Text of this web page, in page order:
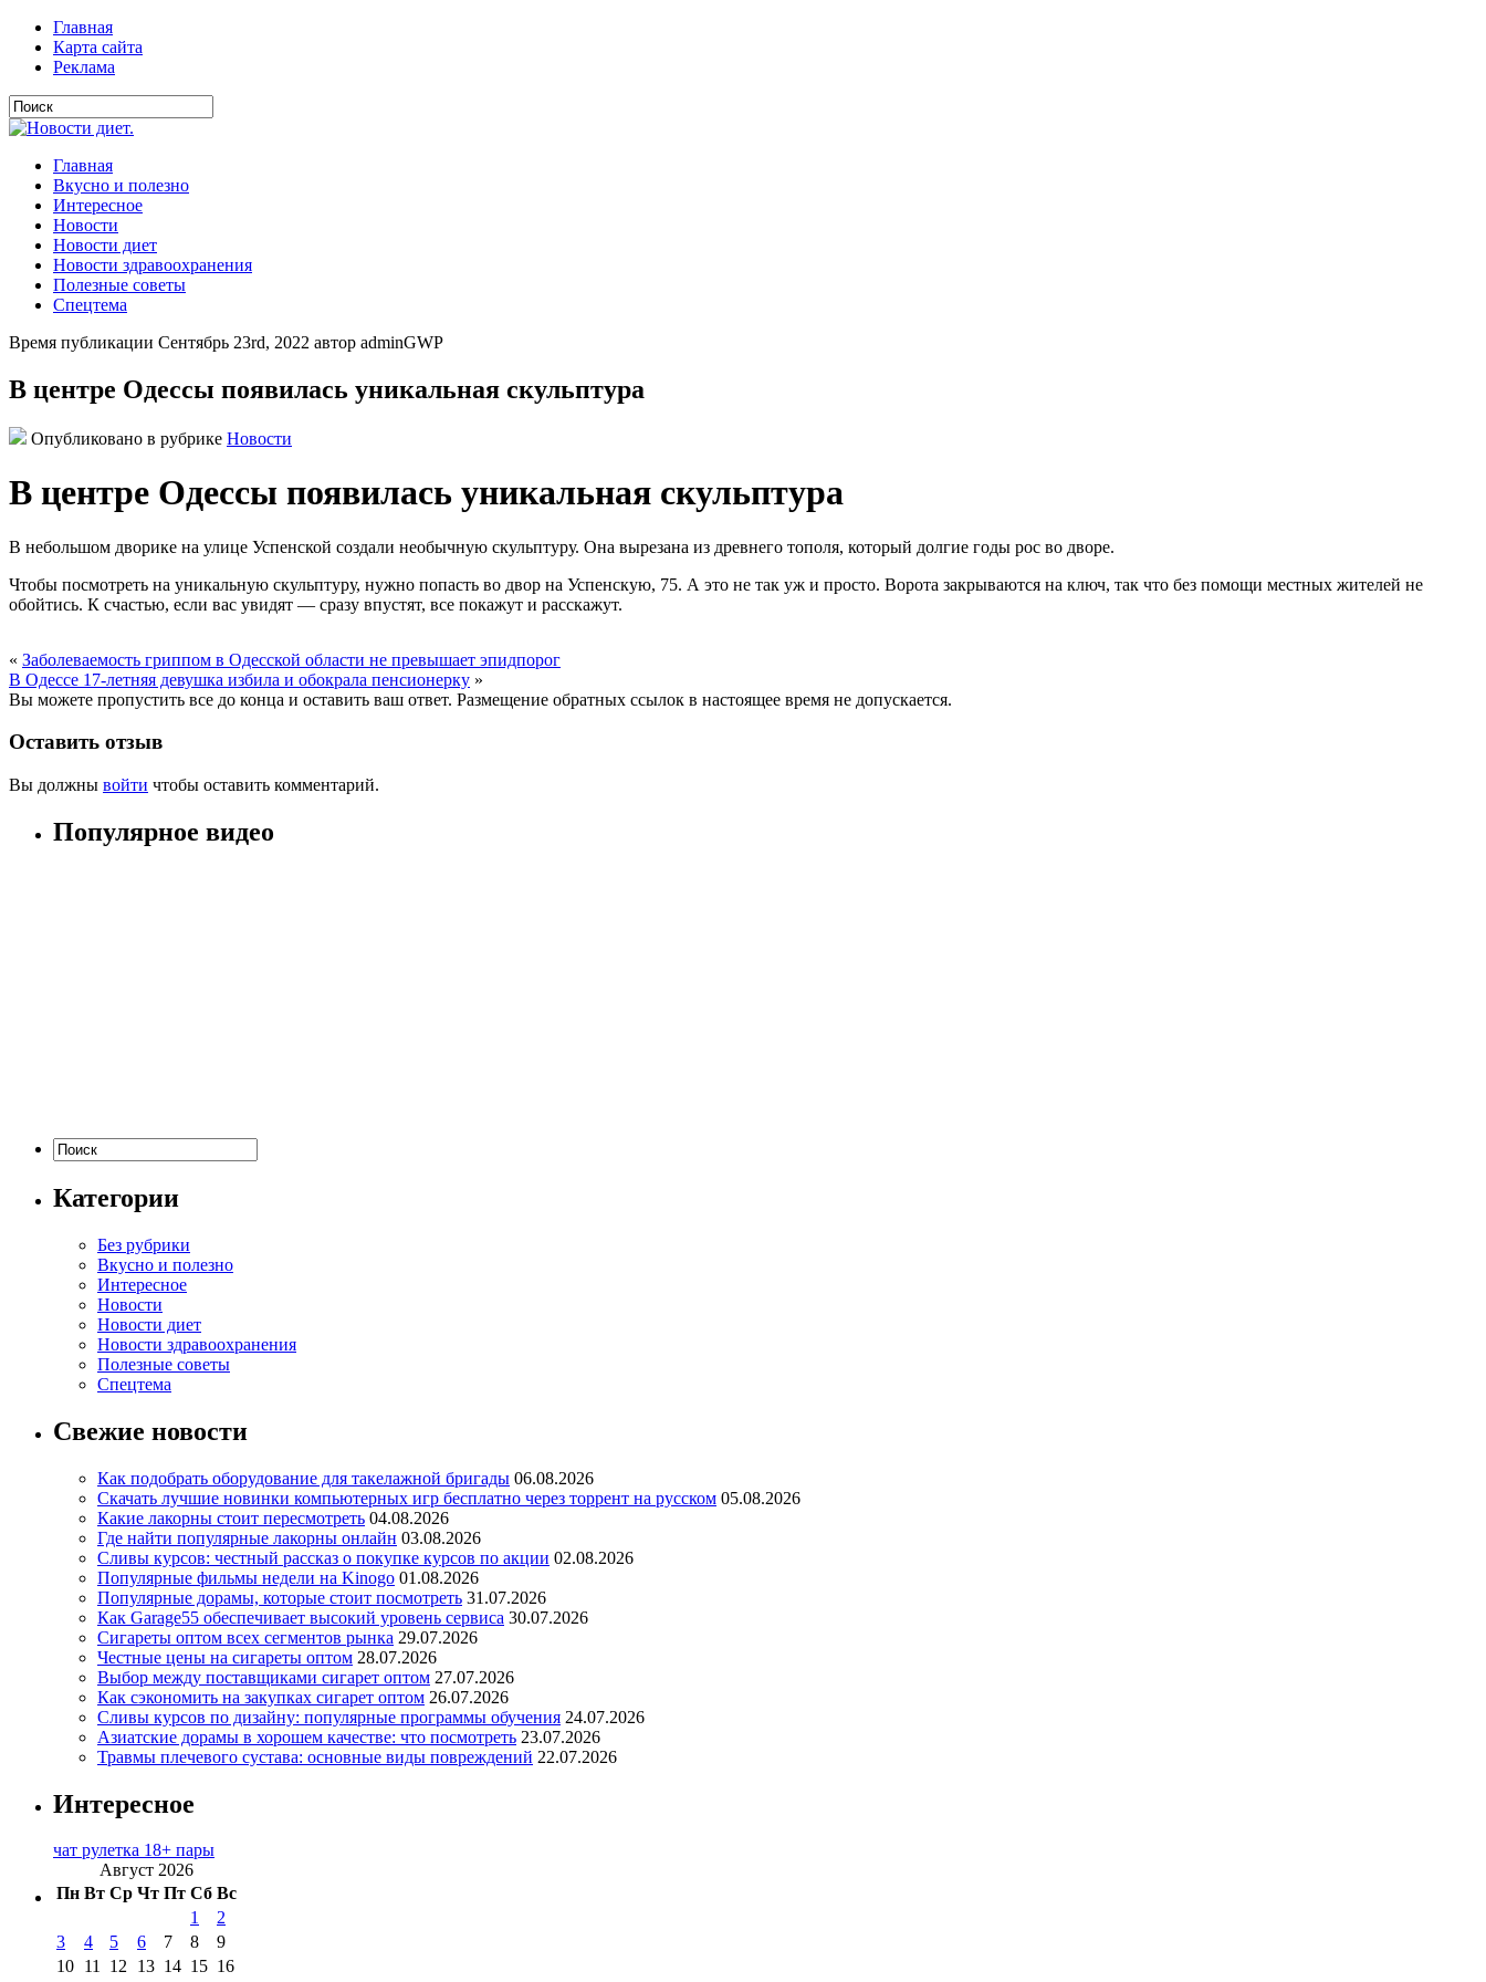
Главная
Карта сайта
Реклама
Главная
Вкусно и полезно
Интересное
Новости
Новости диет
Новости здравоохранения
Полезные советы
Спецтема
Время публикации Сентябрь 23rd, 2022 автор adminGWP
В центре Одессы появилась уникальная скульптура
Опубликовано в рубрике Новости
В центре Одессы появилась уникальная скульптура
В небольшом дворике на улице Успенской создали необычную скульптуру. Она вырезана из древнего тополя, который долгие годы рос во дворе.
Чтобы посмотреть на уникальную скульптуру, нужно попасть во двор на Успенскую, 75. А это не так уж и просто. Ворота закрываются на ключ, так что без помощи местных жителей не
обойтись. К счастью, если вас увидят — сразу впустят, все покажут и расскажут.
« Заболеваемость гриппом в Одесской области не превышает эпидпорог
В Одессе 17-летняя девушка избила и обокрала пенсионерку »
Вы можете пропустить все до конца и оставить ваш ответ. Размещение обратных ссылок в настоящее время не допускается.
Оставить отзыв
Вы должны войти чтобы оставить комментарий.
Популярное видео
Категории
Без рубрики
Вкусно и полезно
Интересное
Новости
Новости диет
Новости здравоохранения
Полезные советы
Спецтема
Свежие новости
Как подобрать оборудование для такелажной бригады 06.08.2026
Скачать лучшие новинки компьютерных игр бесплатно через торрент на русском 05.08.2026
Какие лакорны стоит пересмотреть 04.08.2026
Где найти популярные лакорны онлайн 03.08.2026
Сливы курсов: честный рассказ о покупке курсов по акции 02.08.2026
Популярные фильмы недели на Kinogo 01.08.2026
Популярные дорамы, которые стоит посмотреть 31.07.2026
Как Garage55 обеспечивает высокий уровень сервиса 30.07.2026
Сигареты оптом всех сегментов рынка 29.07.2026
Честные цены на сигареты оптом 28.07.2026
Выбор между поставщиками сигарет оптом 27.07.2026
Как сэкономить на закупках сигарет оптом 26.07.2026
Сливы курсов по дизайну: популярные программы обучения 24.07.2026
Азиатские дорамы в хорошем качестве: что посмотреть 23.07.2026
Травмы плечевого сустава: основные виды повреждений 22.07.2026
Интересное
чат рулетка 18+ пары
Август 2026
Пн Вт Ср Чт Пт Сб Вс
1
2
3
4 5 6 7 8
9
10 11 12 13 14 15 16